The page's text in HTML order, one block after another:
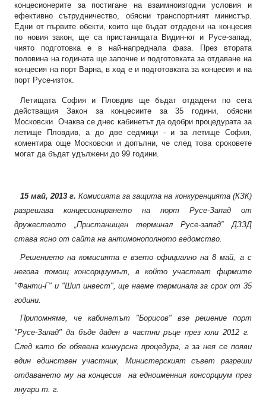
концесионерите за постигане на взаимноизгодни условия и
ефективно сътрудничество, обясни транспортният министър.
Едни от първите обекти, които ще бъдат отдадени на концесия
по новия закон, ще са пристанищата Видин-юг и Русе-запад,
чиято подготовка е в най-напреднала фаза. През втората
половина на годината ще започне и подготовката за отдаване на
концесия на порт Варна, в ход е и подготовката за концесия и на
порт Русе-изток.
Летищата София и Пловдив ще бъдат отдадени по сега
действащия Закон за концесиите за 35 години, обясни
Московски. Очаква се днес кабинетът да одобри процедурата за
летище Пловдив, а до две седмици - и за летище София,
коментира още Московски и допълни, че след това сроковете
могат да бъдат удължени до 99 години.
15 май, 2013 г.Комисията за защита на конкуренцията (КЗК)
разрешава концесионирането на порт Русе-Запад от
дружеството „Пристанищен терминал Русе-запад” ДЗЗД
става ясно от сайта на антимонополното ведомство.
Решението на комисията е взето официално на 8 май, а с
негова помощ консорциумът, в който участват фирмите
"Фанти-Г" и "Шип инвест", ще наеме терминала за срок от 35
години.
Припомняме, че кабинетът "Борисов" взе решение порт
"Русе-Запад" да бъде даден в частни ръце през юли 2012 г.
След като бе обявена конкурсна процедура, а за нея се появи
един единствен участник, Министерският съвет разреши
отдаването му на концесия
на едноименния консорциум през
януари т. г.